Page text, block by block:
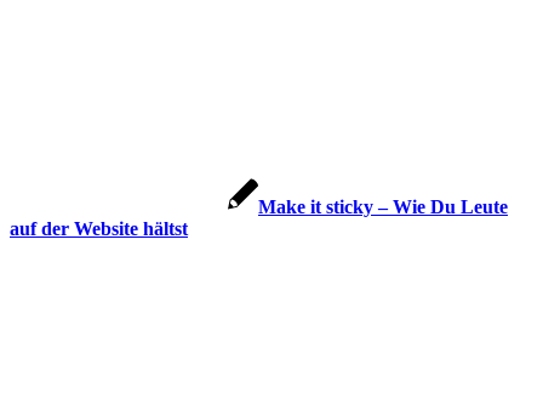
Make it sticky – Wie Du Leute
auf der Website hältst